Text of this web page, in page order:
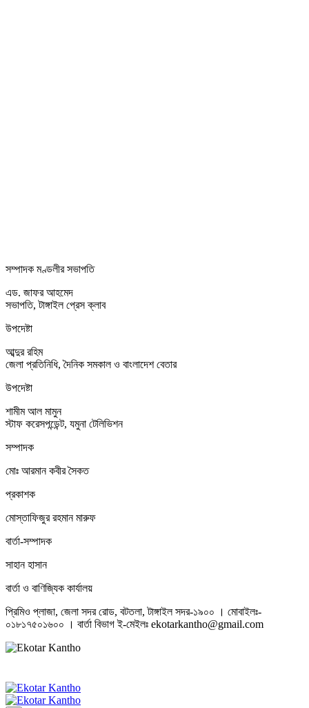
সম্পাদক মণ্ডলীর সভাপতি
এড. জাফর আহমেদ
সভাপতি, টাঙ্গাইল প্রেস ক্লাব
উপদেষ্টা
আব্দুর রহিম
জেলা প্রতিনিধি, দৈনিক সমকাল ও বাংলাদেশ বেতার
উপদেষ্টা
শামীম আল মামুন
স্টাফ করেসপন্ডেন্ট, যমুনা টেলিভিশন
সম্পাদক
মোঃ আরমান কবীর সৈকত
প্রকাশক
মোস্তাফিজুর রহমান মারুফ
বার্তা-সম্পাদক
সাহান হাসান
বার্তা ও বাণিজ্যিক কার্যালয়
প্রিমিও প্লাজা, জেলা সদর রোড, বটতলা, টাঙ্গাইল সদর-১৯০০ । মোবাইলঃ-
০১৮১৭৫০১৬০০ । বার্তা বিভাগ ই-মেইলঃ ekotarkantho@gmail.com